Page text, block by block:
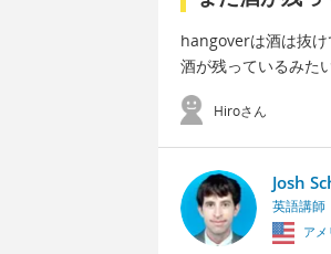
hangoverは酒は抜
酒が残っているみた
Hiroさん
Josh
英語講師
アメ